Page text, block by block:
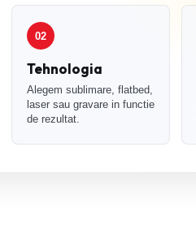
02
Tehnologia
Alegem sublimare, flatbed,
laser sau gravare in functie
de rezultat.